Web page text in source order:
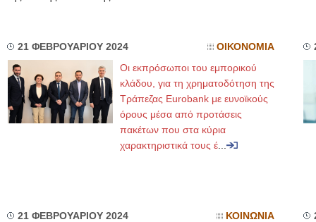
21 ΦΕΒΡΟΥΑΡΙΟΥ 2024 ΟΙΚΟΝΟΜΙΑ
Οι εκπρόσωποι του εμπορικού
κλάδου, για τη χρηματοδότηση της
Τράπεζας Eurobank με ευνοϊκούς
όρους μέσα από προτάσεις
πακέτων που στα κύρια
χαρακτηριστικά τους έ
21 ΦΕΒΡΟΥΑΡΙΟΥ 2024 ΚΟΙΝΩΝΙΑ